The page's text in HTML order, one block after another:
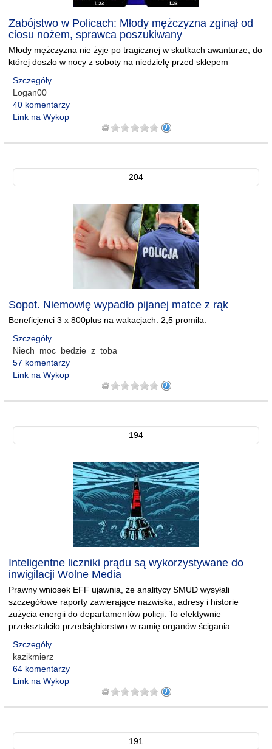
Zabójstwo w Policach: Młody mężczyzna zginął od
ciosu nożem, sprawca poszukiwany
Młody mężczyzna nie żyje po tragicznej w skutkach awanturze, do
której doszło w nocy z soboty na niedzielę przed sklepem
Szczegóły
Logan00
40 komentarzy
Link na Wykop
204
Sopot. Niemowlę wypadło pijanej matce z rąk
Beneficjenci 3 x 800plus na wakacjach. 2,5 promila.
Szczegóły
Niech_moc_bedzie_z_toba
57 komentarzy
Link na Wykop
194
Inteligentne liczniki prądu są wykorzystywane do
inwigilacji Wolne Media
Prawny wniosek EFF ujawnia, że analitycy SMUD wysyłali
szczegółowe raporty zawierające nazwiska, adresy i historie
zużycia energii do departamentów policji. To efektywnie
przekształciło przedsiębiorstwo w ramię organów ścigania.
Szczegóły
kazikmierz
64 komentarzy
Link na Wykop
191